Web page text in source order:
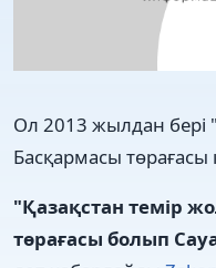
Ол 2013 жылдан бері
Басқармасы төрағасы
"Қазақстан темір
төрағасы болып